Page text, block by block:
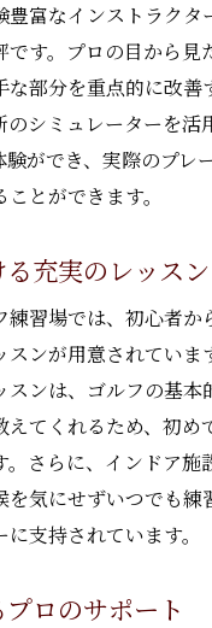
豊富なインストラクタ
です。プロの目から見
な部分を重点的に改善
シミュレーターを活
験ができ、実際のプレ
とができます。
充実のレッスン
練習場では、初心者か
スンが用意されていま
スンは、ゴルフの基本
えてくれるため、初め
。さらに、インドア施
気にせずいつでも練
支持されています。
ロのサポート